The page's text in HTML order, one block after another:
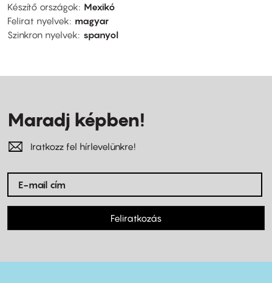
Készítő országok
Mexikó
Felirat nyelvek
magyar
Szinkron nyelvek
spanyol
Maradj képben!
Iratkozz fel hírlevelünkre!
Feliratkozás